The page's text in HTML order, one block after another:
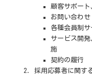
顧客サポー
お問い合わ
各種会員制
サービス開
施
契約の履行
採用応募者に関す